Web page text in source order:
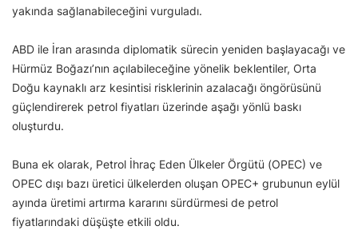
yakında sağlanabileceğini vurguladı.
ABD ile İran arasında diplomatik sürecin yeniden başlayacağı ve
Hürmüz Boğazı’nın açılabileceğine yönelik beklentiler, Orta
Doğu kaynaklı arz kesintisi risklerinin azalacağı öngörüsünü
güçlendirerek petrol fiyatları üzerinde aşağı yönlü baskı
oluşturdu.
Buna ek olarak, Petrol İhraç Eden Ülkeler Örgütü (OPEC) ve
OPEC dışı bazı üretici ülkelerden oluşan OPEC+ grubunun eylül
ayında üretimi artırma kararını sürdürmesi de petrol
fiyatlarındaki düşüşte etkili oldu.